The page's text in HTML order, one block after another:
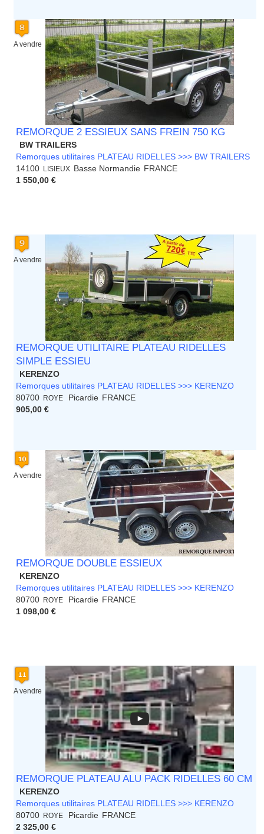
A vendre
REMORQUE 2 ESSIEUX SANS FREIN 750 KG
BW TRAILERS
Remorques utilitaires PLATEAU RIDELLES >>> BW TRAILERS
14100
LISIEUX Basse Normandie FRANCE
1 550,00 €
A vendre
REMORQUE UTILITAIRE PLATEAU RIDELLES
SIMPLE ESSIEU
KERENZO
Remorques utilitaires PLATEAU RIDELLES >>> KERENZO
80700
ROYE Picardie FRANCE
905,00 €
A vendre
REMORQUE DOUBLE ESSIEUX
KERENZO
Remorques utilitaires PLATEAU RIDELLES >>> KERENZO
80700
ROYE Picardie FRANCE
1 098,00 €
A vendre
REMORQUE PLATEAU ALU PACK RIDELLES 60 CM
KERENZO
Remorques utilitaires PLATEAU RIDELLES >>> KERENZO
80700
ROYE Picardie FRANCE
2 325,00 €